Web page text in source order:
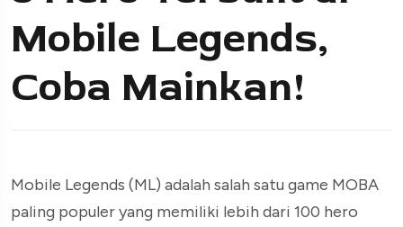
Mobile Legends,
Coba Mainkan!
Mobile Legends (ML) adalah salah satu game MOBA
paling populer yang memiliki lebih dari 100 hero